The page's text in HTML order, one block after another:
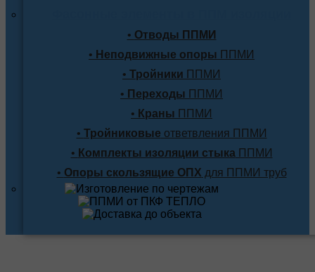
• Отводы ППМИ
• Неподвижные опоры ППМИ
• Тройники ППМИ
• Переходы ППМИ
• Краны ППМИ
• Тройниковые ответвления ППМИ
• Комплекты изоляции стыкаППМИ
• Опоры скользящие ОПХ для ППМИ труб